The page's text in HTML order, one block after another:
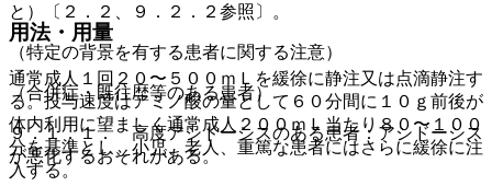
と）〔２．２、９．２．２参照〕。
（特定の背景を有する患者に関する注意）
（合併症・既往歴等のある患者）
９．１．１． 高度アシドーシスのある患者：アシドーシス
が悪化するおそれがある。
用法・用量
通常成人１回２０〜５００ｍＬを緩徐に静注又は点滴静注す
る。投与速度はアミノ酸の量として６０分間に１０ｇ前後が
体内利用に望ましく通常成人２００ｍＬ当たり８０〜１００
分を基準とし、小児、老人、重篤な患者にはさらに緩徐に注
入する。